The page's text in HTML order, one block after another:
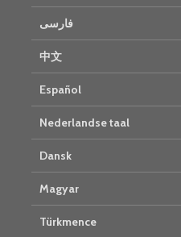
فارسی
中文
Español
Nederlandse taal
Dansk
Magyar
Türkmence